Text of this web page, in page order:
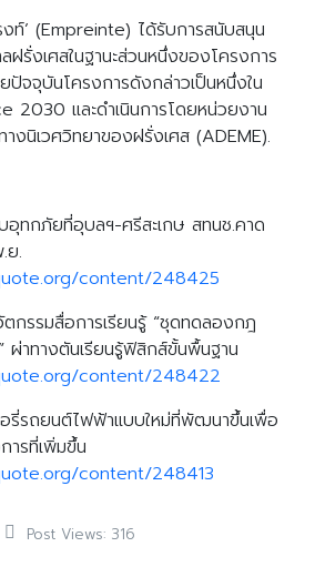
ท์’ (Empreinte) ได้รับการสนับสนุน
ฝรั่งเศสในฐานะส่วนหนึ่งของโครงการ
จจุบันโครงการดังกล่าวเป็นหนึ่งใน
2030 และดำเนินการโดยหน่วยงาน
งนิเวศวิทยาของฝรั่งเศส (ADEME).
อุทกภัยที่อุบลฯ-ศรีสะเกษ สทนช.คาด
ย.
content/248425
กรรมสื่อการเรียนรู้ “ชุดทดลองกฎ
ผ่าทางตันเรียนรู้ฟิสิกส์ขั้นพื้นฐาน
content/248422
อรี่รถยนต์ไฟฟ้าแบบใหม่ที่พัฒนาขึ้นเพื่อ
รที่เพิ่มขึ้น
content/248413
Post Views: 316